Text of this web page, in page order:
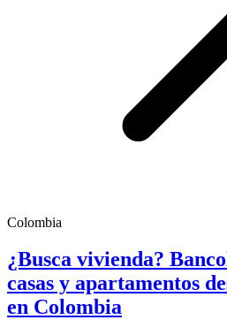
Colombia
¿Busca vivienda?
casas y apartamentos
en Colombia